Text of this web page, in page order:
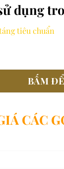
dụng
tiêu chuẩn
BẤM
CÁC